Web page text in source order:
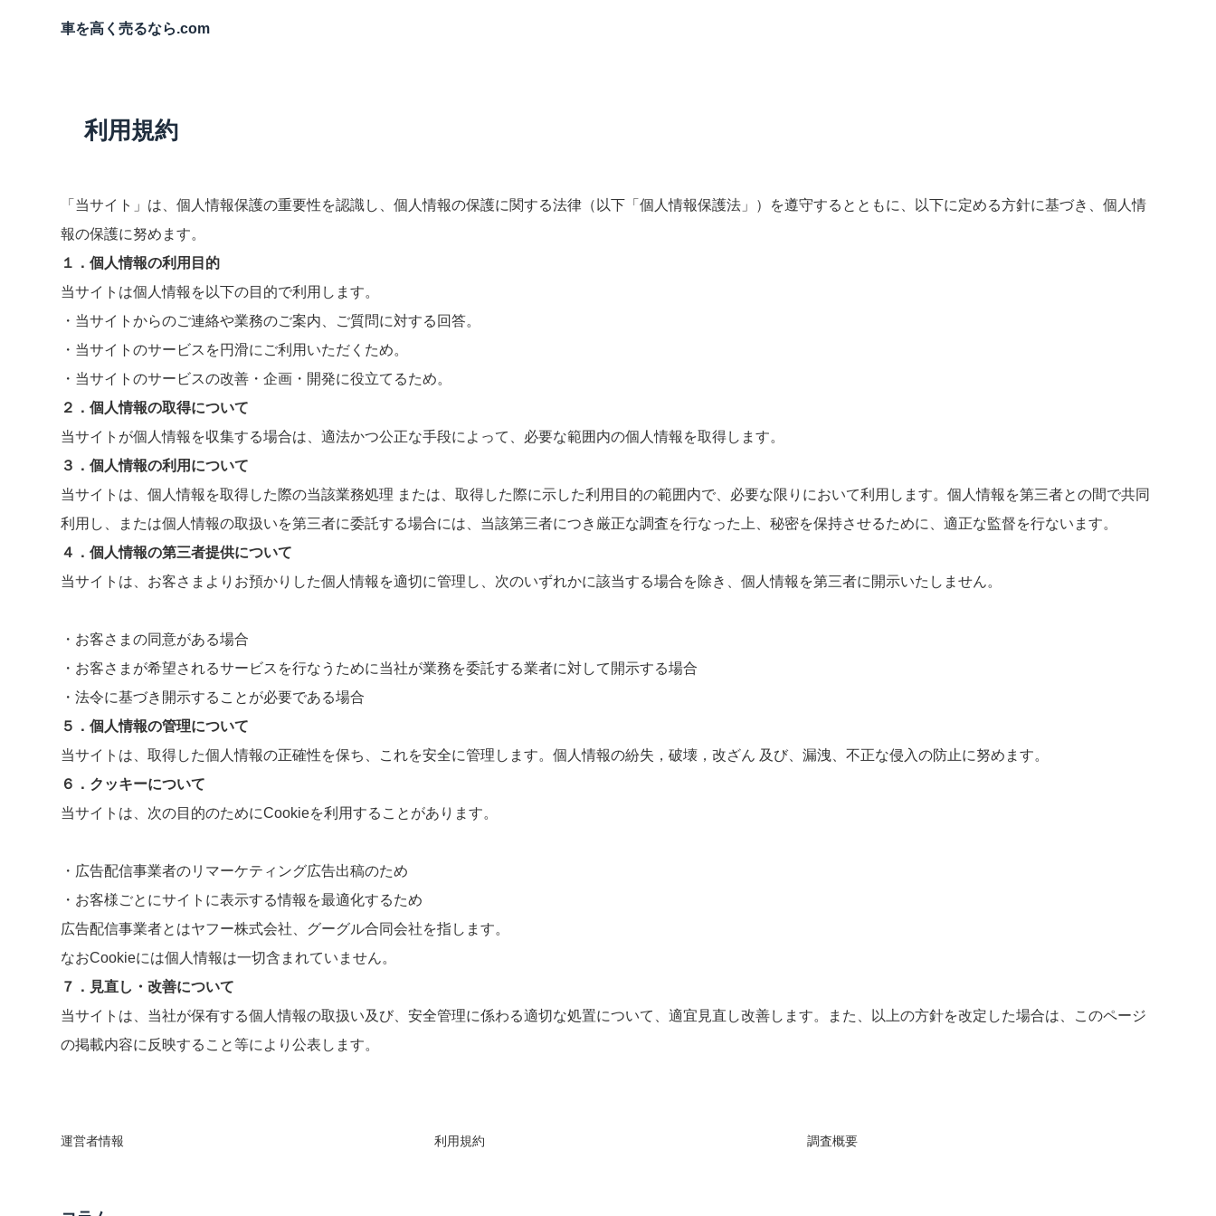
車を高く売るなら.com
利用規約
「当サイト」は、個人情報保護の重要性を認識し、個人情報の保護に関する法律（以下「個人情報保護法」）を遵守するとともに、以下に定める方針に基づき、個人情
報の保護に努めます。
１．個人情報の利用目的
当サイトは個人情報を以下の目的で利用します。
・当サイトからのご連絡や業務のご案内、ご質問に対する回答。
・当サイトのサービスを円滑にご利用いただくため。
・当サイトのサービスの改善・企画・開発に役立てるため。
２．個人情報の取得について
当サイトが個人情報を収集する場合は、適法かつ公正な手段によって、必要な範囲内の個人情報を取得します。
３．個人情報の利用について
当サイトは、個人情報を取得した際の当該業務処理 または、取得した際に示した利用目的の範囲内で、必要な限りにおいて利用します。個人情報を第三者との間で共同
利用し、または個人情報の取扱いを第三者に委託する場合には、当該第三者につき厳正な調査を行なった上、秘密を保持させるために、適正な監督を行ないます。
４．個人情報の第三者提供について
当サイトは、お客さまよりお預かりした個人情報を適切に管理し、次のいずれかに該当する場合を除き、個人情報を第三者に開示いたしません。
・お客さまの同意がある場合
・お客さまが希望されるサービスを行なうために当社が業務を委託する業者に対して開示する場合
・法令に基づき開示することが必要である場合
５．個人情報の管理について
当サイトは、取得した個人情報の正確性を保ち、これを安全に管理します。個人情報の紛失，破壊，改ざん 及び、漏洩、不正な侵入の防止に努めます。
６．クッキーについて
当サイトは、次の目的のためにCookieを利用することがあります。
・広告配信事業者のリマーケティング広告出稿のため
・お客様ごとにサイトに表示する情報を最適化するため
広告配信事業者とはヤフー株式会社、グーグル合同会社を指します。
なおCookieには個人情報は一切含まれていません。
７．見直し・改善について
当サイトは、当社が保有する個人情報の取扱い及び、安全管理に係わる適切な処置について、適宜見直し改善します。また、以上の方針を改定した場合は、このページ
の掲載内容に反映すること等により公表します。
運営者情報 利用規約 調査概要